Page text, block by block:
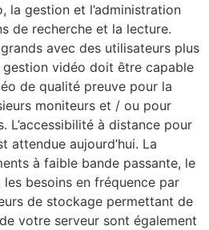
la gestion et l’administration
de recherche et la lecture.
avec des utilisateurs plus
gestion vidéo doit être capable
de qualité preuve pour la
moniteurs et / ou pour
L’accessibilité à distance pour
attendue aujourd’hui. La
à faible bande passante, le
besoins en fréquence par
de stockage permettant de
votre serveur sont également